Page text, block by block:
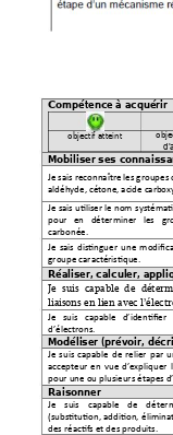
Compétence à acquérir
objectif atteint
Mobiliser ses
Je sais reconnaître les groupes
aldéhyde, cétone, acide carb
Je sais utiliser le nom
pour
en déterminer les
carbonée.
Je sais distinguer une
groupe caractéristique.
Réaliser, calculer,
Je suis capable de
liaisons en lien avec
Je suis capable d’identifier
d’électrons.
Modéliser (prévoir, déc
Je suis capable de relier par
accepteur en vue d’expliquer
pour une ou plusieurs étapes
Raisonner
Je suis capable de d
(substitution, addition,
des réactifs et des produits.